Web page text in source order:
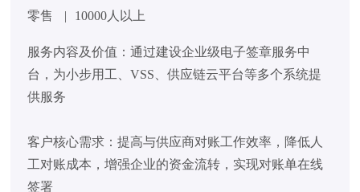
零售 | 10000人以上
服务内容及价值：通过建设企业级电子签章服务中
台，为小步用工、VSS、供应链云平台等多个系统提
供服务
客户核心需求：提高与供应商对账工作效率，降低人
工对账成本，增强企业的资金流转，实现对账单在线
签署